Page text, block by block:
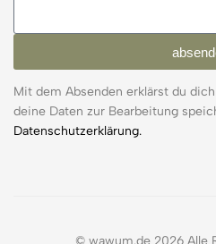
Mit dem Absenden erklärst du
deine Daten zur Bearbeitung
Datenschutzerklärung.
© wawum.de 2026 Alle